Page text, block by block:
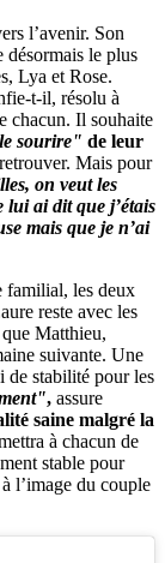
l’avenir. Son
désormais le plus
Lya et Rose.
t-il, résolu à
chacun. Il souhaite
sourire" de leur
Mais pour
on veut les
lui ai dit que j’étais
mais que je n’ai
familial, les deux
reste avec les
Matthieu,
suivante. Une
de stabilité pour les
, assure
saine malgré la
à chacun de
stable pour
l’image du couple